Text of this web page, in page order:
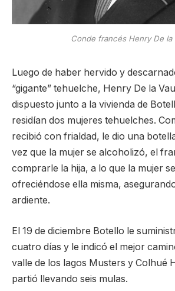
Conde francés Henry De la
Luego de haber hervido y
“gigante” tehuelche, Henry De la
dispuesto junto a la vivienda de
residían dos mujeres tehuelches.
recibió con frialdad, le dio una
vez que la mujer se alcoholizó, el
comprarle la hija, a lo que la mujer
ofreciéndose ella misma,
ardiente.
El 19 de diciembre Botello le
cuatro días y le indicó el mejor
valle de los lagos Musters y Colhué
partió llevando seis mulas.